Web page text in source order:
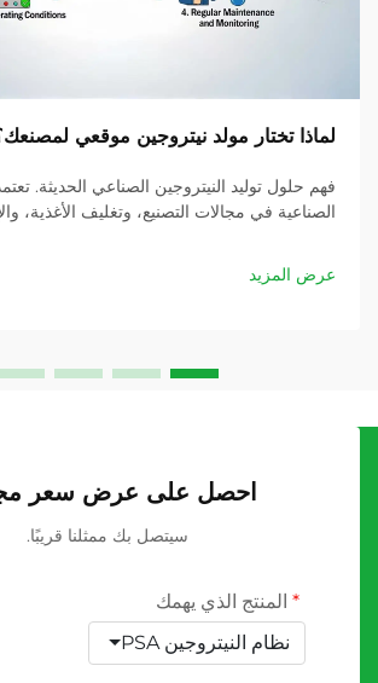
لماذا تختار مولد نيتروجين موقعي
فهم حلول توليد النيتروجين الصناعي الحديثة.
الصناعية في مجالات التصنيع، وتغليف الأغذية،
حرجة مختلفة. الطريقة التقليدية لشراء
عرض المزيد
احصل على عرض سعر
سيتصل بك ممثلنا قريبًا.
المنتج الذي يهمك
نظام النيتروجين PSA